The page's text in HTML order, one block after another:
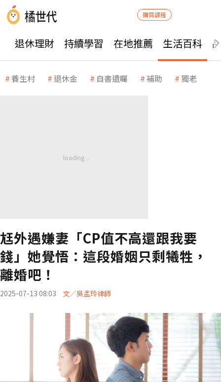
購買課程
退休理財 持續學習 在地推薦 生活百科
養生村 退休金 自書遺囑 補助 獨老
尪外遇嫌妻「CP值不高還跟我要
錢」她覺悟：這段婚姻只剩犧牲，
離婚吧！
2025-07-13 08:03 文／吳孟玲律師